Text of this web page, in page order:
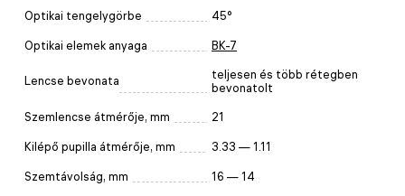
Optikai tengelygörbe 45°
Optikai elemek anyaga BK-7
Lencse bevonata
teljesen és több rétegben
bevonatolt
Szemlencse átmérője, mm 21
Kilépő pupilla átmérője, mm 3.33 — 1.11
Szemtávolság, mm 16 — 14